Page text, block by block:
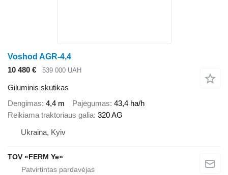
Voshod AGR-4,4
10 480 €
539 000 UAH
Giluminis skutikas
Dengimas 4,4 m Pajėgumas 43,4 ha/h
Reikiama traktoriaus galia 320 AG
Ukraina, Kyiv
TOV «FERM Ye»